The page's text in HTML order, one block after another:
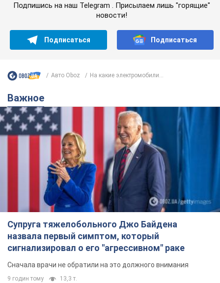
Подпишись на наш Telegram . Присылаем лишь "горящие"
новости!
Подписаться Подписаться
Авто Oboz На какие электромобили...
Важное
Супруга тяжелобольного Джо Байдена
назвала первый симптом, который
сигнализировал о его "агрессивном" раке
Сначала врачи не обратили на это должного внимания
9 годин тому 13,3 т.